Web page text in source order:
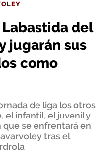
del
jugarán sus
como
de liga los otros
el infantil, el juvenil y
que se enfrentará en
tras el